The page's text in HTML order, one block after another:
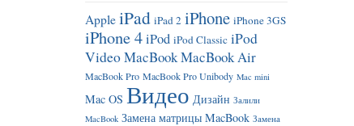
Apple iPad iPad 2 iPhone iPhone 3GS
iPhone 4iPod iPod Classic iPod
VideoMacBookMacBook Air
MacBook Pro MacBook Pro Unibody Mac mini
Mac OS Видео Дизайн Залили
MacBook Замена матрицы MacBook Замена